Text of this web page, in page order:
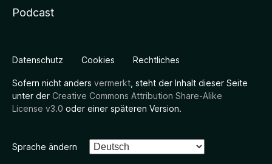
Podcast
Datenschutz Cookies Rechtliches
Sofern nicht anders vermerkt , steht der Inhalt dieser Seite
unter der Creative Commons Attribution Share-Alike
License v3.0 oder einer späteren Version.
Sprache ändern